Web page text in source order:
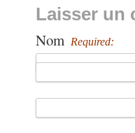
Laisser un
Nom Required: